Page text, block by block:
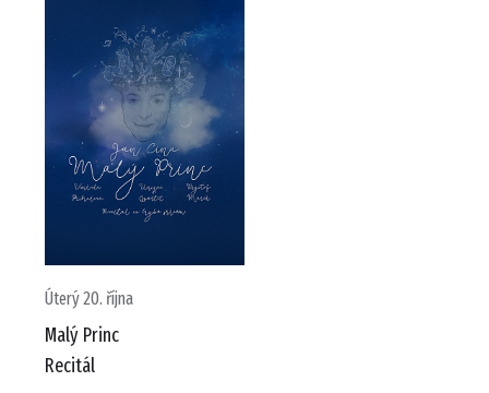
Úterý 20. října
Malý Princ
Recitál